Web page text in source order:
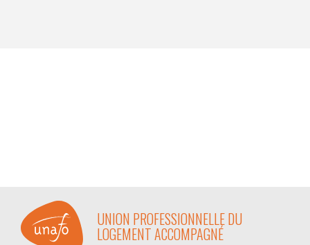
UNION PROFESSIONNELLE DU
LOGEMENT ACCOMPAGNÉ